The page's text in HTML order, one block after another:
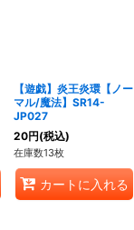
【遊戯】炎王炎環【ノー
マル/魔法】SR14-
JP027
20円(税込)
在庫数13枚
カートに入れる